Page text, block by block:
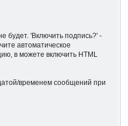
будет. 'Включить подпись?' -
автоматическое
в можете включить HTML
временем сообщений при